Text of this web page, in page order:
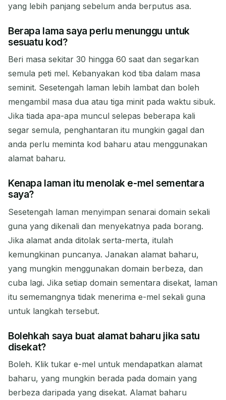
yang lebih panjang sebelum anda berputus asa.
Berapa lama saya perlu menunggu untuk
sesuatu kod?
Beri masa sekitar 30 hingga 60 saat dan segarkan
semula peti mel. Kebanyakan kod tiba dalam masa
seminit. Sesetengah laman lebih lambat dan boleh
mengambil masa dua atau tiga minit pada waktu sibuk.
Jika tiada apa-apa muncul selepas beberapa kali
segar semula, penghantaran itu mungkin gagal dan
anda perlu meminta kod baharu atau menggunakan
alamat baharu.
Kenapa laman itu menolak e-mel sementara
saya?
Sesetengah laman menyimpan senarai domain sekali
guna yang dikenali dan menyekatnya pada borang.
Jika alamat anda ditolak serta-merta, itulah
kemungkinan puncanya. Janakan alamat baharu,
yang mungkin menggunakan domain berbeza, dan
cuba lagi. Jika setiap domain sementara disekat, laman
itu sememangnya tidak menerima e-mel sekali guna
untuk langkah tersebut.
Bolehkah saya buat alamat baharu jika satu
disekat?
Boleh. Klik tukar e-mel untuk mendapatkan alamat
baharu, yang mungkin berada pada domain yang
berbeza daripada yang disekat. Alamat baharu